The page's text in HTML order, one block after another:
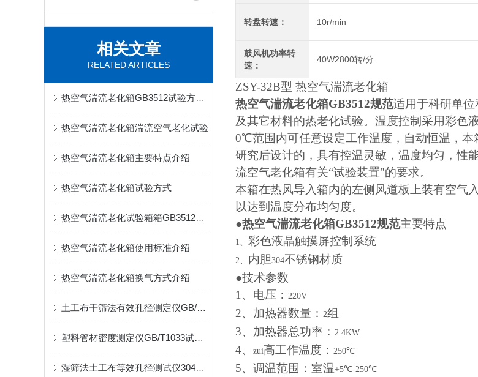
相关文章
RELATED ARTICLES
热空气湍流老化箱GB3512试验方式介绍
热空气湍流老化箱湍流空气老化试验
热空气湍流老化箱主要特点介绍
热空气湍流老化箱试验方式
热空气湍流老化试验箱箱GB3512试验方式介绍
热空气湍流老化箱使用标准介绍
热空气湍流老化箱换气方式介绍
土工布干筛法有效孔径测定仪GB/T 14799试验原理介绍
塑料管材密度测定仪GB/T1033试验标准
湿筛法土工布等效孔径测试仪304不锈钢配件
转盘转速： 10r/min
鼓风机功率转
速：
40W2800转/分
ZSY-32B型 热空气湍流老化箱
热空气湍流老化箱GB3512规范适用于科研单
及其它材料的热老化试验。 温度控制采用彩色
0℃范围内可任意设定工作温度，自动恒温，
研究后设计的，具有控温灵敏，温度均匀，性
流空气老化箱有关“试验装置"的要求。
本箱在热风导入箱内的左侧风道板上装有空气
以达到温度分布均匀度。
●热空气湍流老化箱GB3512规范主要特点
1、 彩色液晶触摸屏控制系统
2、 内胆304不锈钢材质
●技术参数
1 、电压： 220V
2、加热器数量： 2组
3、加热器总功率： 2.4KW
4、 zui高工作温度： 250℃
5、调温范围：室温+5℃-250℃